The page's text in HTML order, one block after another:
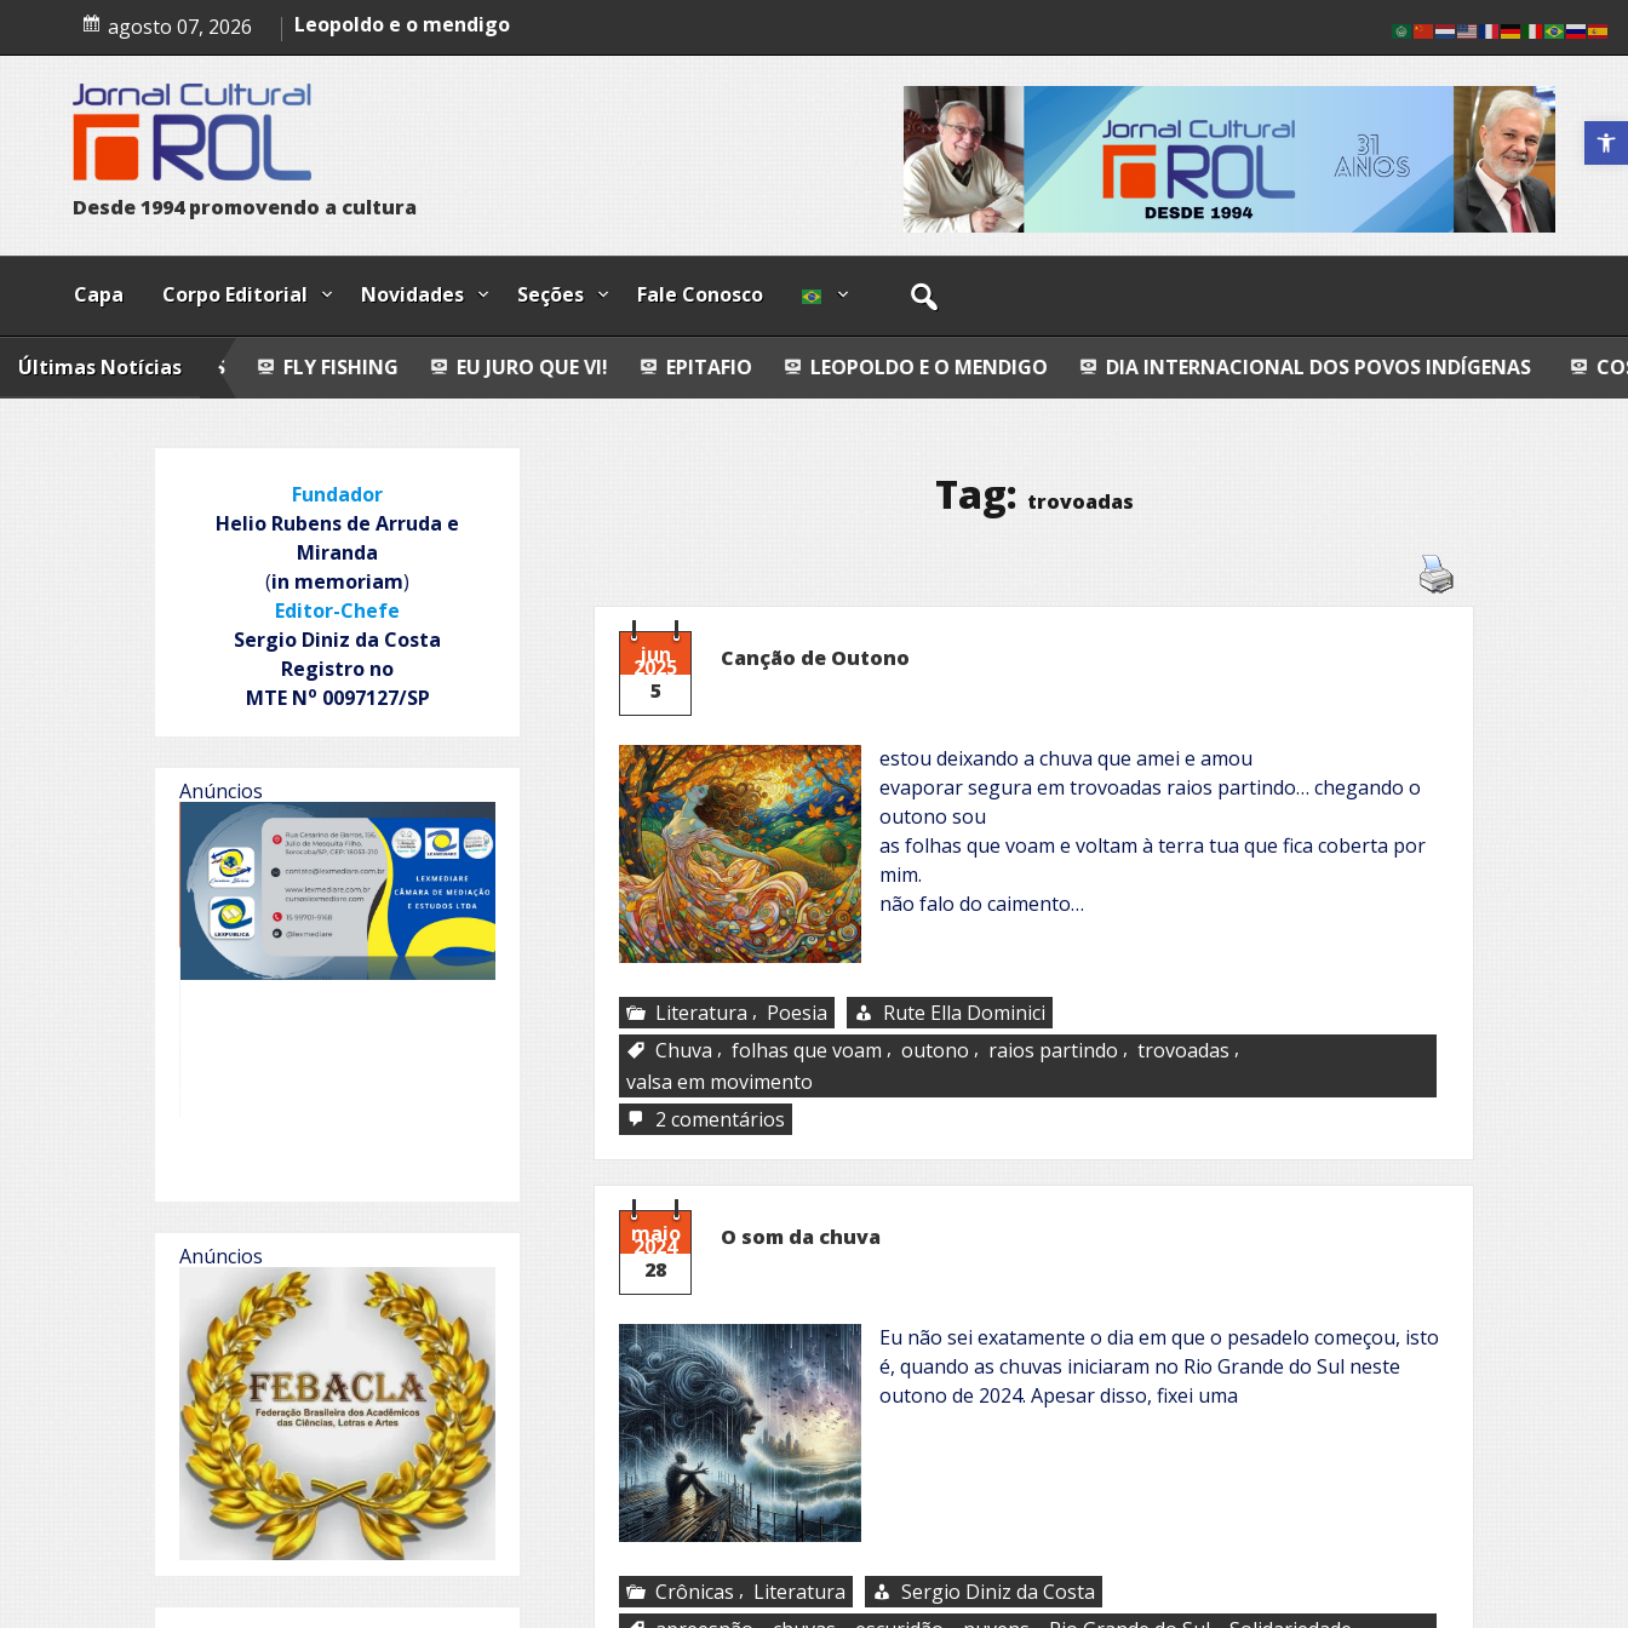
Abrir a
content
agosto 07, 2026
Epitafio
Leopoldo e o mendigo
Dia Internacional dos Povos
Desde1994 promovendo a cultura
Capa Corpo Editorial Novidades Seções Fale Conosco
Últimas NotíciasFLY FISHING EU JURO QUE VI! EPITAFIO LEOPOLDO E O MENDIGO DIA INTERNACIONAL DOS POVOS INDÍGENAS COSMOS
Tag: trovoadas
jun
2025
5
Canção de Outono
estou deixando a chuva que amei e amou
evaporar segura em trovoadas raios partindo… chegando o
outono sou
as folhas que voam e voltam à terra tua que fica coberta por
mim.
não falo do caimento…
Literatura , Poesia
Rute Ella Dominici
Chuva , folhas que voam , outono , raios partindo , trovoadas ,
valsa em movimento
2 comentários
Canção
de
Outono
maio
2024
28
O som da chuva
Eu não sei exatamente o dia em que o pesadelo começou, isto
é, quando as chuvas iniciaram no Rio Grande do Sul neste
outono de 2024. Apesar disso, fixei uma
Crônicas , Literatura
Sergio Diniz da Costa
Fundador
Helio Rubens de Arruda e
Miranda
(in memoriam)
Editor-Chefe
Sergio Diniz da Costa
Registro no
MTE No 0097127/SP
Anúncios
Anúncios